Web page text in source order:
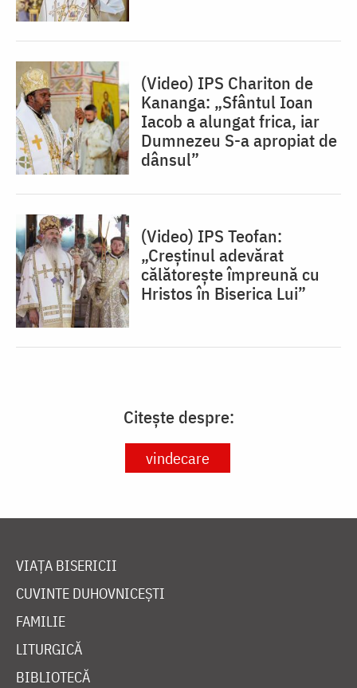
(Video) IPS Chariton de
Kananga: „Sfântul Ioan
Iacob a alungat frica, iar
Dumnezeu S-a apropiat de
dânsul”
(Video) IPS Teofan:
„Creștinul adevărat
călătorește împreună cu
Hristos în Biserica Lui”
Citește despre:
vindecare
VIAȚA BISERICII
CUVINTE DUHOVNICEȘTI
FAMILIE
LITURGICĂ
BIBLIOTECĂ